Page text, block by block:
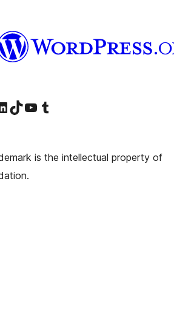
방문하기틱톡 계정 방문하기유튜브 채널 방문하기 텀블러 계정 방문하기
is the intellectual property of